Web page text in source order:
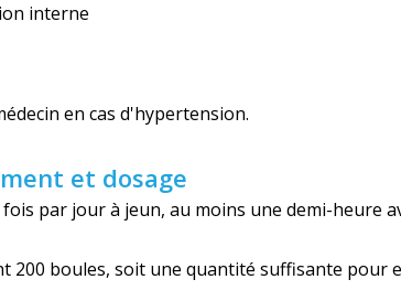
interne
en cas d'hypertension.
et dosage
par jour à jeun, au moins une demi-heure
200 boules, soit une quantité suffisante pour